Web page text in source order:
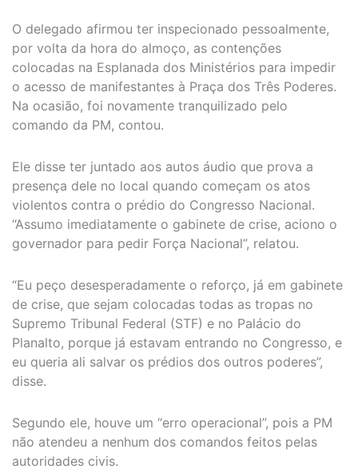
O delegado afirmou ter inspecionado pessoalmente,
por volta da hora do almoço, as contenções
colocadas na Esplanada dos Ministérios para impedir
o acesso de manifestantes à Praça dos Três Poderes.
Na ocasião, foi novamente tranquilizado pelo
comando da PM, contou.
Ele disse ter juntado aos autos áudio que prova a
presença dele no local quando começam os atos
violentos contra o prédio do Congresso Nacional.
“Assumo imediatamente o gabinete de crise, aciono o
governador para pedir Força Nacional”, relatou.
“Eu peço desesperadamente o reforço, já em gabinete
de crise, que sejam colocadas todas as tropas no
Supremo Tribunal Federal (STF) e no Palácio do
Planalto, porque já estavam entrando no Congresso, e
eu queria ali salvar os prédios dos outros poderes”,
disse.
Segundo ele, houve um “erro operacional”, pois a PM
não atendeu a nenhum dos comandos feitos pelas
autoridades civis.